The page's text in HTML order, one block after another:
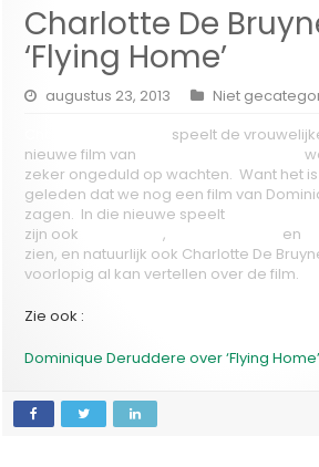
Charlotte De
‘Flying Home’
augustus 23, 2013
Niet
speelt de
nieuwe film van
zeker ongeduld op wachten. Want het
geleden dat we nog een film van
zagen. In die nieuwe speelt
zijn ook
Jan Decleir, en
zien, en natuurlijk ook Charlotte De
voorlopig al kan vertellen over de film.
Zie ook :
Dominique Deruddere over ‘Flying Home’